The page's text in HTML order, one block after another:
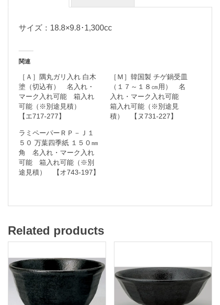
能
箱
れ
可
サイズ：18.8×9.8･1,300cc
関連
［Ａ］隅丸ガリ入れ 白木
塗（切込有） 名入れ・
マーク入れ可能 箱入れ
可能（※別途見積）
【エ717-277】
［Ｍ］韓国製 チゲ鍋受皿
（１７～１８㎝用） 名
入れ・マーク入れ可能
箱入れ可能（※別途見
積） 【ヌ731-227】
ラミペーパーＲＰ－Ｊ１
５０ 万葉四季紙 １５０㎜
角 名入れ・マーク入れ
可能 箱入れ可能（※別
途見積） 【オ743-197】
Related products